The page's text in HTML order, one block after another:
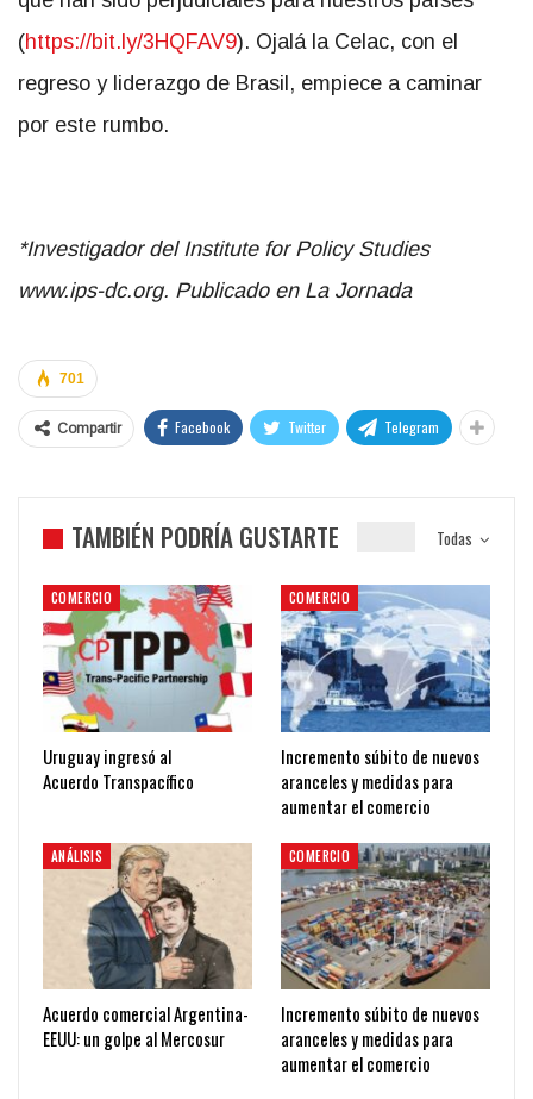
(https://bit.ly/3HQFAV9). Ojalá la Celac, con el
regreso y liderazgo de Brasil, empiece a caminar
por este rumbo.
*Investigador del Institute for Policy Studies
www.ips-dc.org. Publicado en La Jornada
701
Compartir Facebook Twitter Telegram
Todas
TAMBIÉN PODRÍA GUSTARTE
COMERCIO
Uruguay ingresó al
Acuerdo Transpacífico
COMERCIO
Incremento súbito de nuevos
aranceles y medidas para
aumentar el comercio
ANÁLISIS
Acuerdo comercial Argentina-
EEUU: un golpe al Mercosur
COMERCIO
Incremento súbito de nuevos
aranceles y medidas para
aumentar el comercio